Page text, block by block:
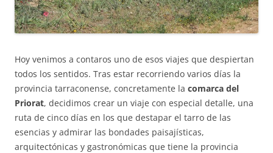
Hoy venimos a contaros uno de esos viajes que despiertan
todos los sentidos. Tras estar recorriendo varios días la
provincia tarraconense, concretamente la comarca del
Priorat, decidimos crear un viaje con especial detalle, una
ruta de cinco días en los que destapar el tarro de las
esencias y admirar las bondades paisajísticas,
arquitectónicas y gastronómicas que tiene la provincia